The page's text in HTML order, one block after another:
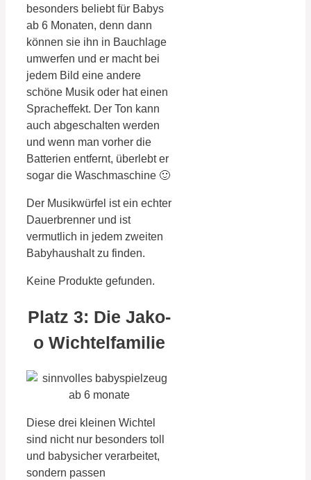
besonders beliebt für Babys
ab 6 Monaten, denn dann
können sie ihn in Bauchlage
umwerfen und er macht bei
jedem Bild eine andere
schöne Musik oder hat einen
Spracheffekt. Der Ton kann
auch abgeschalten werden
und wenn man vorher die
Batterien entfernt, überlebt er
sogar die Waschmaschine 🙂
Der Musikwürfel ist ein echter
Dauerbrenner und ist
vermutlich in jedem zweiten
Babyhaushalt zu finden.
Keine Produkte gefunden.
Platz 3: Die Jako-
o Wichtelfamilie
Diese drei kleinen Wichtel
sind nicht nur besonders toll
und babysicher verarbeitet,
sondern passen